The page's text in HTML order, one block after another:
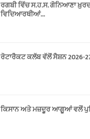
ਰਗਬੀ ਵਿੱਚ ਸ.ਹ.ਸ. ਗੋਨਿਆਣਾ
ਵਿਦਿਆਰਥੀਆਂ...
ਰੋਟਾਰੈਕਟ ਕਲੱਬ ਵੱਲੋਂ ਸੈਸ਼ਨ 2026-
ਕਿਸਾਨ ਅਤੇ ਮਜ਼ਦੂਰ ਆਗੂਆਂ ਵਲੋਂ